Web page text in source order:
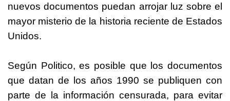
nuevos documentos puedan arrojar luz sobre el
mayor misterio de la historia reciente de Estados
Unidos.
Según Politico, es posible que los documentos
que datan de los años 1990 se publiquen con
parte de la información censurada, para evitar